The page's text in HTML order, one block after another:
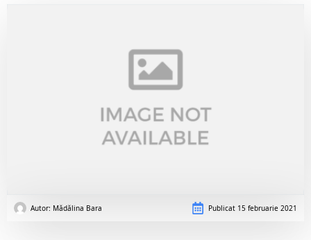
Autor: Mădălina Bara Publicat 15 februarie 2021